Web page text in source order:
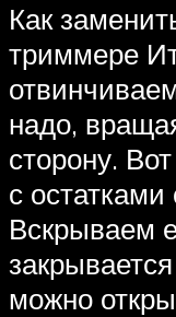
Как
триммере
надо,
сторону.
с остатками
Вскрываем
можно